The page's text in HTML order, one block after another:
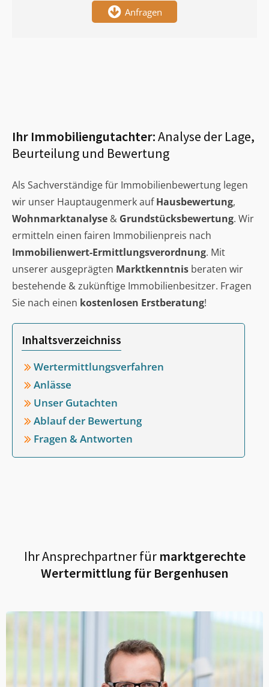
Anfragen
Ihr Immobiliengutachter:Analyse der Lage,
Beurteilung und Bewertung
Als Sachverständige für Immobilienbewertung legen
wir unser Hauptaugenmerk aufHausbewertung,
Wohnmarktanalyse & Grundstücksbewertung. Wir
ermitteln einen fairen Immobilienpreis nach
Immobilienwert-Ermittlungsverordnung. Mit
unserer ausgeprägten Marktkenntnis beraten wir
bestehende & zukünftige Immobilienbesitzer. Fragen
Sie nach einen kostenlosen Erstberatung!
Inhaltsverzeichniss
Wertermittlungsverfahren
Anlässe
Unser Gutachten
Ablauf der Bewertung
Fragen & Antworten
Ihr Ansprechpartner fürmarktgerechte
Wertermittlung für Bergenhusen